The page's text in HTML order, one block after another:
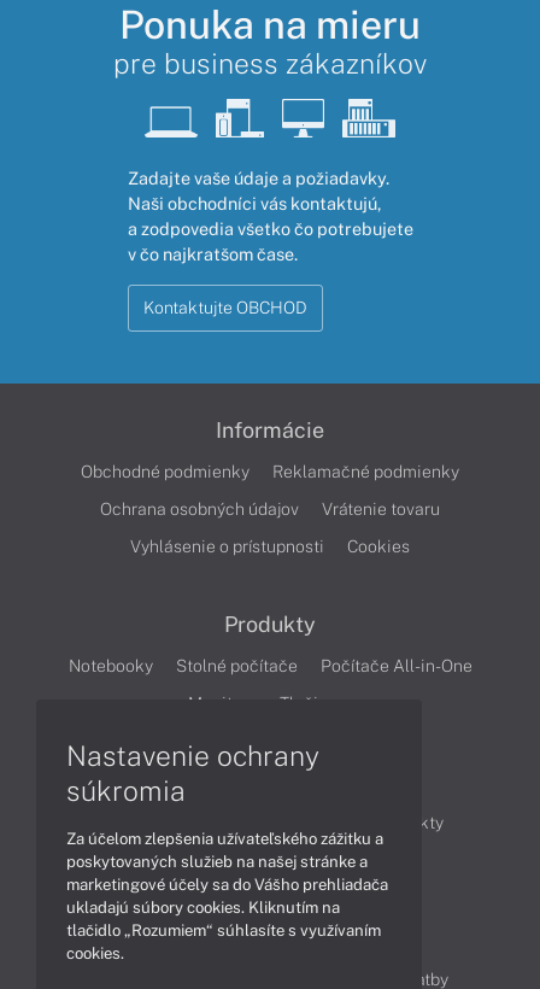
Ponuka na mieru
pre business zákazníkov
Zadajte vaše údaje a požiadavky.
Naši obchodníci vás kontaktujú,
a zodpovedia všetko čo potrebujete
v čo najkratšom čase.
Kontaktujte OBCHOD
Informácie
Obchodné podmienky
Reklamačné podmienky
Ochrana osobných údajov
Vrátenie tovaru
Vyhlásenie o prístupnosti
Cookies
Produkty
Notebooky Stolné počítače
Počítače All-in-One
Monitory
Tlačiarne
Produkty
Technológie
Videá
Obsah
Možnosti doručenia a platby
Nastavenie ochrany
súkromia
Za účelom zlepšenia užívateľského zážitku a
poskytovaných služieb na našej stránke a
marketingové účely sa do Vášho prehliadača
ukladajú súbory cookies. Kliknutím na
tlačidlo „Rozumiem“ súhlasíte s využívaním
cookies.